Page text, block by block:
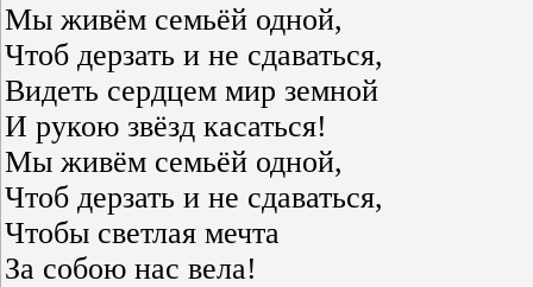
Мы живём семьёй одной,
Чтоб дерзать и не сдаваться,
Видеть сердцем мир земной
И рукою звёзд касаться!
Мы живём семьёй одной,
Чтоб дерзать и не сдаваться,
Чтобы светлая мечта
За собою нас вела!